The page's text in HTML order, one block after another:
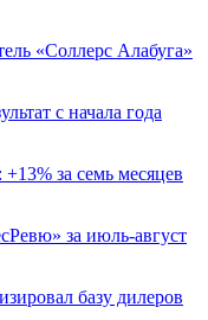
«Соллерс Алабуга»
с начала года
за семь месяцев
за июль-август
базу дилеров